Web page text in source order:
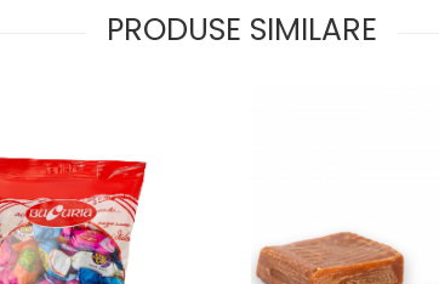
PRODUSE SIMILARE